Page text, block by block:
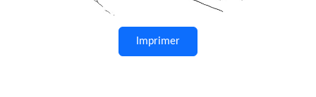
Imprimer